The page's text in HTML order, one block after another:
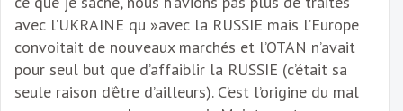
avec l’UKRAINE qu »avec la RUSSIE mais l’Europe
convoitait de nouveaux marchés et l’OTAN n’avait
pour seul but que d’affaiblir la RUSSIE (c’était sa
seule raison d’être d’ailleurs). C’est l’origine du mal